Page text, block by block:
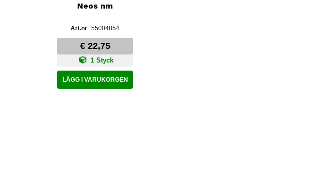
Neos nm
55004854
€ 22,75
1 Styck
LÄGG I VARUKORGEN